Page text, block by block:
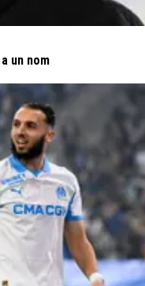
c'etait bien pire chez
+648
vs Leeds ...
de la fin !
et je me suis tout
le 4eme
un nom